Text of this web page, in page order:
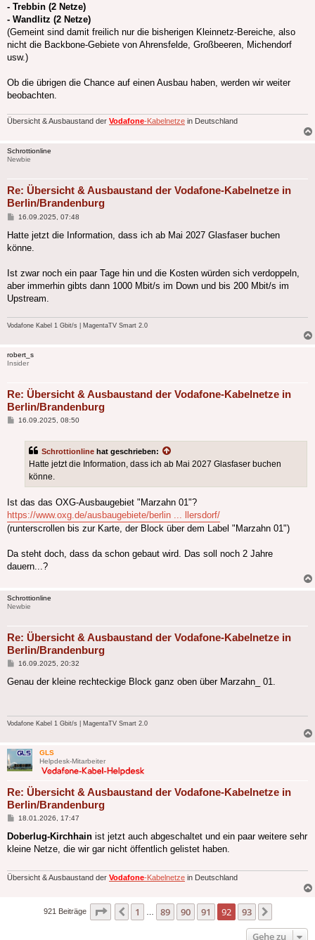
- Trebbin (2 Netze)
- Wandlitz (2 Netze)
(Gemeint sind damit freilich nur die bisherigen Kleinnetz-Bereiche, also
nicht die Backbone-Gebiete von Ahrensfelde, Großbeeren, Michendorf
usw.)
Ob die übrigen die Chance auf einen Ausbau haben, werden wir weiter
beobachten.
Übersicht & Ausbaustand der Vodafone-Kabelnetze in Deutschland
Schrottionline
Newbie
Re: Übersicht & Ausbaustand der Vodafone-Kabelnetze in
Berlin/Brandenburg
Beitrag
16.09.2025, 07:48
Hatte jetzt die Information, dass ich ab Mai 2027 Glasfaser buchen
könne.
Ist zwar noch ein paar Tage hin und die Kosten würden sich verdoppeln,
aber immerhin gibts dann 1000 Mbit/s im Down und bis 200 Mbit/s im
Upstream.
Vodafone Kabel 1 Gbit/s | MagentaTV Smart 2.0
robert_s
Insider
Re: Übersicht & Ausbaustand der Vodafone-Kabelnetze in
Berlin/Brandenburg
Beitrag
16.09.2025, 08:50
Schrottionline hat geschrieben:
Hatte jetzt die Information, dass ich ab Mai 2027 Glasfaser buchen
könne.
Ist das das OXG-Ausbaugebiet "Marzahn 01"?
https://www.oxg.de/ausbaugebiete/berlin ... llersdorf/
(runterscrollen bis zur Karte, der Block über dem Label "Marzahn 01")
Da steht doch, dass da schon gebaut wird. Das soll noch 2 Jahre
dauern...?
Schrottionline
Newbie
Re: Übersicht & Ausbaustand der Vodafone-Kabelnetze in
Berlin/Brandenburg
Beitrag
16.09.2025, 20:32
Genau der kleine rechteckige Block ganz oben über Marzahn_ 01.
Vodafone Kabel 1 Gbit/s | MagentaTV Smart 2.0
GLS
Helpdesk-Mitarbeiter
Re: Übersicht & Ausbaustand der Vodafone-Kabelnetze in
Berlin/Brandenburg
Beitrag
18.01.2026, 17:47
Doberlug-Kirchhain ist jetzt auch abgeschaltet und ein paar weitere sehr
kleine Netze, die wir gar nicht öffentlich gelistet haben.
Übersicht & Ausbaustand der Vodafone-Kabelnetze in Deutschland
921 Beiträge Seite 92 von93
Vorherige
1 89 90 91 92 93
Gehe zu